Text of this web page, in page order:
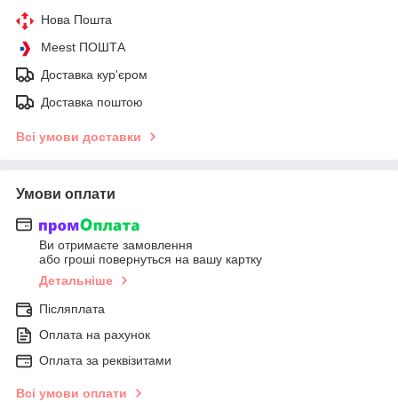
Нова Пошта
Meest ПОШТА
Доставка кур'єром
Доставка поштою
Всі умови доставки
Умови оплати
Ви отримаєте замовлення
або гроші повернуться на вашу картку
Детальніше
Післяплата
Оплата на рахунок
Оплата за реквізитами
Всі умови оплати